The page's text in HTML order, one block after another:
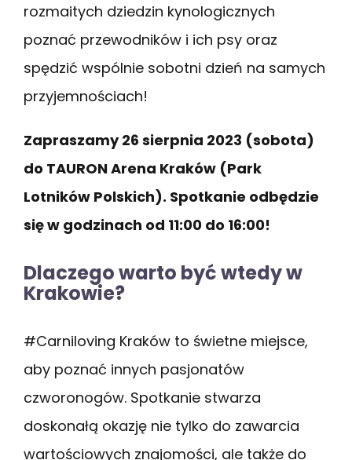
rozmaitych dziedzin kynologicznych
poznać przewodników i ich psy oraz
spędzić wspólnie sobotni dzień na samych
przyjemnościach!
Zapraszamy 26 sierpnia 2023 (sobota)
do TAURON Arena Kraków (Park
Lotników Polskich). Spotkanie odbędzie
się w godzinach od 11:00 do 16:00!
Dlaczego warto być wtedy w
Krakowie?
#Carniloving Kraków to świetne miejsce,
aby poznać innych pasjonatów
czworonogów. Spotkanie stwarza
doskonałą okazję nie tylko do zawarcia
wartościowych znajomości, ale także do